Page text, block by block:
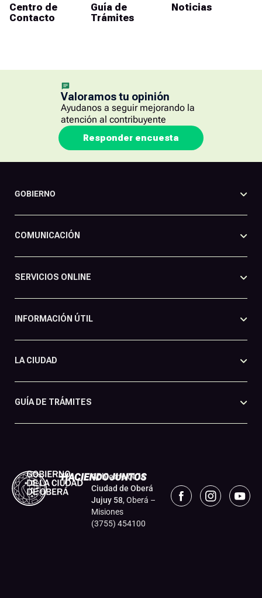
Centro de
Contacto
Guía de
Trámites
Noticias
Valoramos tu opinión
Ayudanos a seguir mejorando la
atención al contribuyente
Responder encuesta
GOBIERNO
COMUNICACIÓN
SERVICIOS ONLINE
INFORMACIÓN ÚTIL
LA CIUDAD
GUÍA DE TRÁMITES
Gobierno de la
Ciudad de Oberá
Jujuy 58, Oberá –
Misiones
(3755) 454100